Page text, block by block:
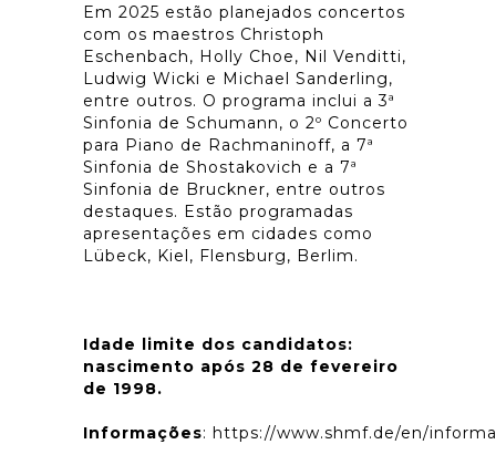
Em 2025 estão planejados concertos
com os maestros Christoph
Eschenbach, Holly Choe, Nil Venditti,
Ludwig Wicki e Michael Sanderling,
entre outros. O programa inclui a 3ª
Sinfonia de Schumann, o 2º Concerto
para Piano de Rachmaninoff, a 7ª
Sinfonia de Shostakovich e a 7ª
Sinfonia de Bruckner, entre outros
destaques. Estão programadas
apresentações em cidades como
Lübeck, Kiel, Flensburg, Berlim.
Idade limite dos candidatos:
nascimento após 28 de fevereiro
de 1998.
Informações: https://www.shmf.de/en/